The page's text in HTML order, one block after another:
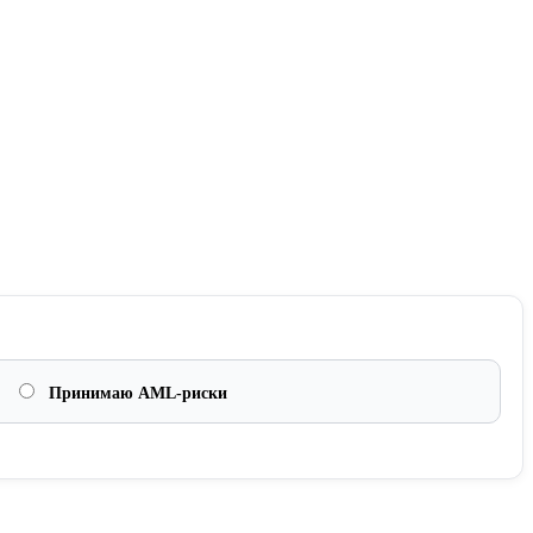
Принимаю AML-риски